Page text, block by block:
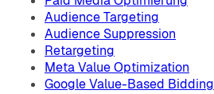
Audience Targeting
Audience Suppression
Retargeting
Meta Value Optimization
Google Value-Based Bidding